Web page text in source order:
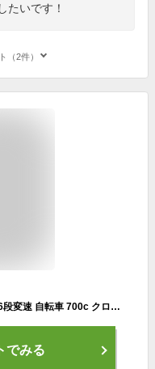
たいです！
（2件）
【送料無料】 自転車 クロスバイク 700c 6段変速 自転車 700c クロスバイク シンプル 自転車 艶消しフレーム クール シマノ製6段変速 TOPONE クロスバイク 26インチ と 27インチ の中間サイズ COOL SSR7006
でみる